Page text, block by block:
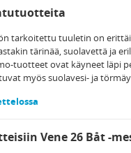
tarkoitettu tuuletin on
tärinää, suolavettä ja
tuotteet ovat käyneet läpi
myös suolavesi- ja
Vene 26 Båt -